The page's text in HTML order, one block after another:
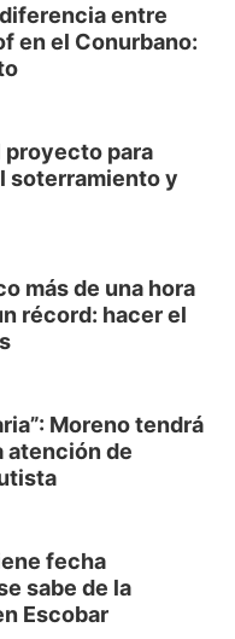
entre
en el Conurbano:
proyecto para
soterramiento y
más de una hora
récord: hacer el
Moreno tendrá
atención de
fecha
sabe de la
Escobar